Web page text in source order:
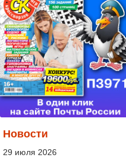
Новости
29 июля 2026